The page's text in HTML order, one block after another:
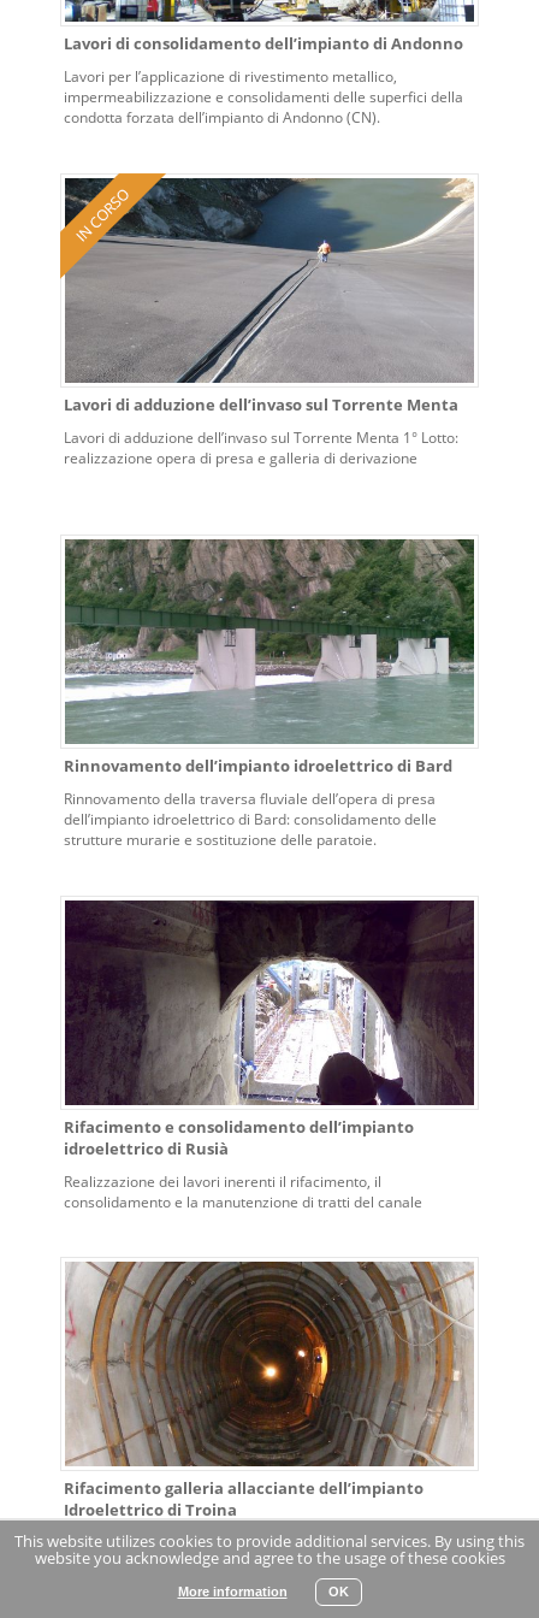
Lavori di consolidamento dell’impianto di Andonno
Lavori per l’applicazione di rivestimento metallico,
impermeabilizzazione e consolidamenti delle superfici della
condotta forzata dell’impianto di Andonno (CN).
Lavori di adduzione dell’invaso sul Torrente Menta
Lavori di adduzione dell’invaso sul Torrente Menta 1° Lotto:
realizzazione opera di presa e galleria di derivazione
Rinnovamento dell’impianto idroelettrico di Bard
Rinnovamento della traversa fluviale dell’opera di presa
dell’impianto idroelettrico di Bard: consolidamento delle
strutture murarie e sostituzione delle paratoie.
Rifacimento e consolidamento dell’impianto
idroelettrico di Rusià
Realizzazione dei lavori inerenti il rifacimento, il
consolidamento e la manutenzione di tratti del canale
Rifacimento galleria allacciante dell’impianto
Idroelettrico di Troina
Rifacimento della galleria Allacciante e del serbatoio di
Ancipa nell’ambito dell’impianto Idroelettrico di Troina (EN)
This website utilizes cookies to provide additional services. By using this
website you acknowledge and agree to the usage of these cookies
More information OK